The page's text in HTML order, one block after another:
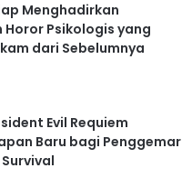
Menghadirkan
Horor Psikologis yang
dari Sebelumnya
Evil Requiem
Baru bagi Penggemar